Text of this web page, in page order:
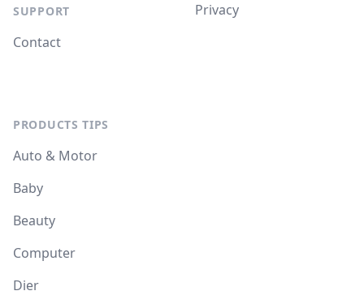
SUPPORT
Contact
Privacy
PRODUCTS TIPS
Auto & Motor
Baby
Beauty
Computer
Dier